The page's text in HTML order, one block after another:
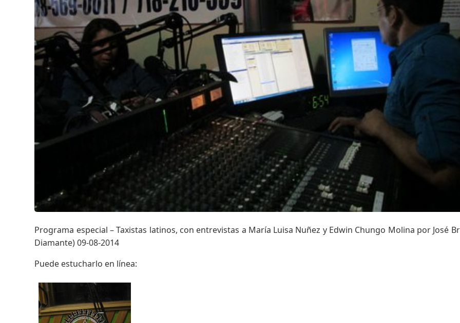
Programa especial – Taxistas latinos, con entrevistas a María Luisa Nuñez y Edwin Chungo Molina por José
Diamante) 09-08-2014
Puede estucharlo en línea: